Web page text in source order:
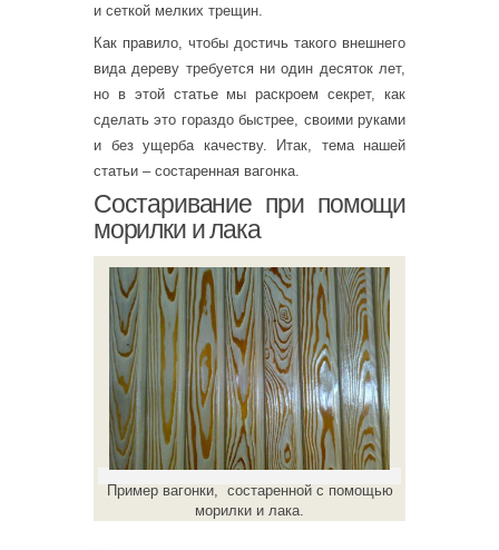
и сеткой мелких трещин.
Как правило, чтобы достичь такого внешнего
вида дереву требуется ни один десяток лет,
но в этой статье мы раскроем секрет, как
сделать это гораздо быстрее, своими руками
и без ущерба качеству. Итак, тема нашей
статьи – состаренная вагонка.
Состаривание при помощи
морилки и лака
Пример вагонки, состаренной с помощью
морилки и лака.